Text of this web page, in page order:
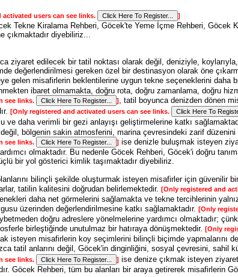
users can see links. ]
Tekne Kiralama Rehberi, Göcek'te Yeme İçme Rehberi,
çıkmaktadır diyebiliriz...
ziyaret edilecek bir tatil noktası olarak değil, deniziyle,
değerlendirilmesi gereken özel bir destinasyon olarak öne
gelen misafirlerin beklentilerine uygun tekne seçeneklerini daha
ibaret olmamakta, doğru rota, doğru zamanlama, doğru
see links.
]
, tatil boyunca denizden dönen
[Only registered and activated users can see links.
ve daha verimli bir gezi anlayışı geliştirmelerine katkı
bölgenin sakin atmosferini, marina çevresindeki zarif
see links.
] ise denizle buluşmak isteyen
olmaktadır. Bu nedenle Göcek Rehberi, Göcek'i doğru
bir yol gösterici kimlik taşımaktadır diyebiliriz.
bilinçli şekilde oluşturmak isteyen misafirler için güvenilir
tatilin kalitesini doğrudan belirlemektedir. [Only registered and
daha net görmelerini sağlamakta ve tekne tercihlerinin
üzerinden değerlendirilmesine katkı sağlamaktadır. [Only
doğru adreslere yönelmelerine yardımcı olmaktadır;
birleştiğinde unutulmaz bir hatıraya dönüşmektedir. [Only
isteyen misafirlerin koy seçimlerini bilinçli biçimde yapmalarını
tatil anlarını değil, Göcek'in dinginliğini, sosyal çevresini, sahil
see links.
] ise denize çıkmak isteyen
Göcek Rehberi, tüm bu alanları bir araya getirerek misafirlerin